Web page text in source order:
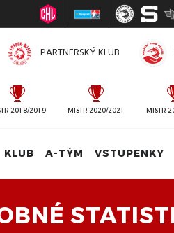
PARTNERSKÝ KLUB
2018/2019 MISTR 2020/2021 MISTR
KLUB A-TÝM VSTUPENKY